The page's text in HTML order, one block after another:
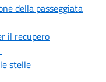
della passeggiata
il recupero
stelle